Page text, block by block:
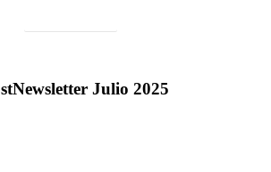
Newsletter Julio 2025